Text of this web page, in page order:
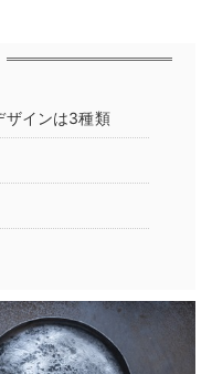
ザインは3種類